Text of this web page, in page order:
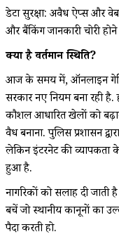
डेटा सुरक्षा: अवैध ऐप्स और
और बैंकिंग जानकारी चोरी
क्या है वर्तमान स्थिति?
आज के समय में, ऑनलाइन
सरकार नए नियम बना रही है.
कौशल आधारित खेलों को
वैध बनाना. पुलिस प्रशासन
लेकिन इंटरनेट की व्यापकता
हुआ है.
नागरिकों को सलाह दी जाती
बचें जो स्थानीय कानूनों का
पैदा करती हो.